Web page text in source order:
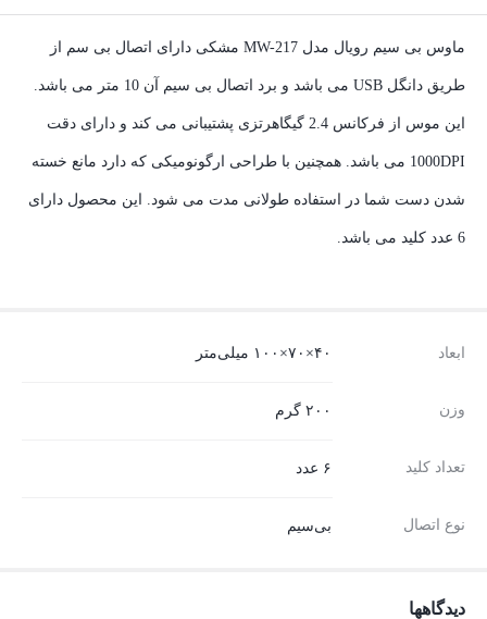
ماوس بی سیم رویال مدل MW-217 مشکی دارای اتصال بی سم از
طریق دانگل USB می باشد و برد اتصال بی سیم آن 10 متر می باشد.
این موس از فرکانس 2.4 گیگاهرتزی پشتیبانی می کند و دارای دقت
1000DPI می باشد. همچنین با طراحی ارگونومیکی که دارد مانع خسته
شدن دست شما در استفاده طولانی مدت می شود. این محصول دارای
6 عدد کلید می باشد.
ابعاد ۴۰×۷۰×۱۰۰ میلی‌متر
وزن ۲۰۰ گرم
تعداد کلید ۶ عدد
نوع اتصال بی‌سیم
دیدگاهها